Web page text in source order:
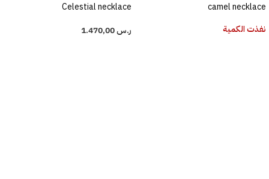
camel necklace
نفذت الكمية
Celestial necklace
ر.س